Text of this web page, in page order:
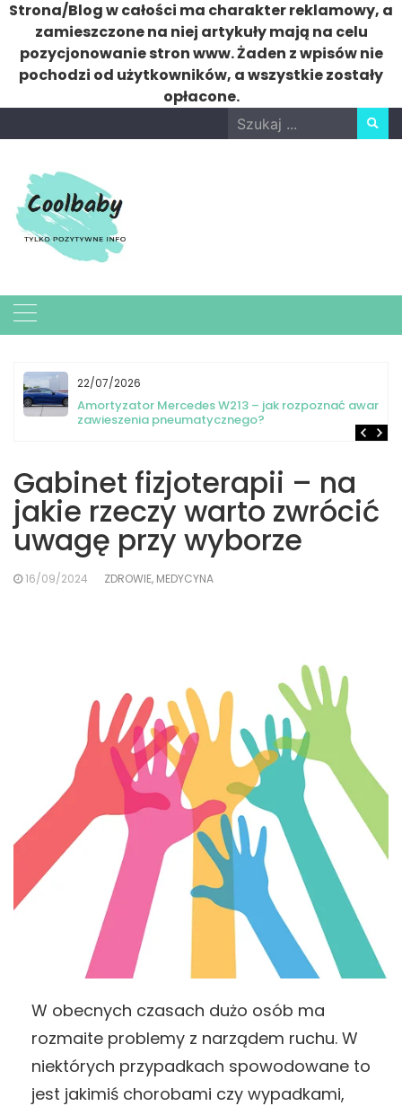
Strona/Blog w całości ma charakter reklamowy, a
zamieszczone na niej artykuły mają na celu
pozycjonowanie stron www. Żaden z wpisów nie
pochodzi od użytkowników, a wszystkie zostały
opłacone.
to
Search
for:
22/07/2026
Amortyzator Mercedes W213 – jak rozpoznać awarię
zawieszenia pneumatycznego?
Gabinet fizjoterapii – na
jakie rzeczy warto zwrócić
uwagę przy wyborze
16/09/2024 ZDROWIE, MEDYCYNA
W obecnych czasach dużo osób ma
rozmaite problemy z narządem ruchu. W
niektórych przypadkach spowodowane to
jest jakimiś chorobami czy wypadkami,